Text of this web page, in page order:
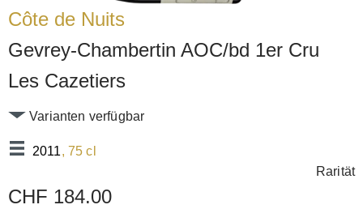
Côte de Nuits
Gevrey-Chambertin AOC/bd 1er Cru
Les Cazetiers
2011, 75 cl
Varianten verfügbar
Rarität
CHF 184.00